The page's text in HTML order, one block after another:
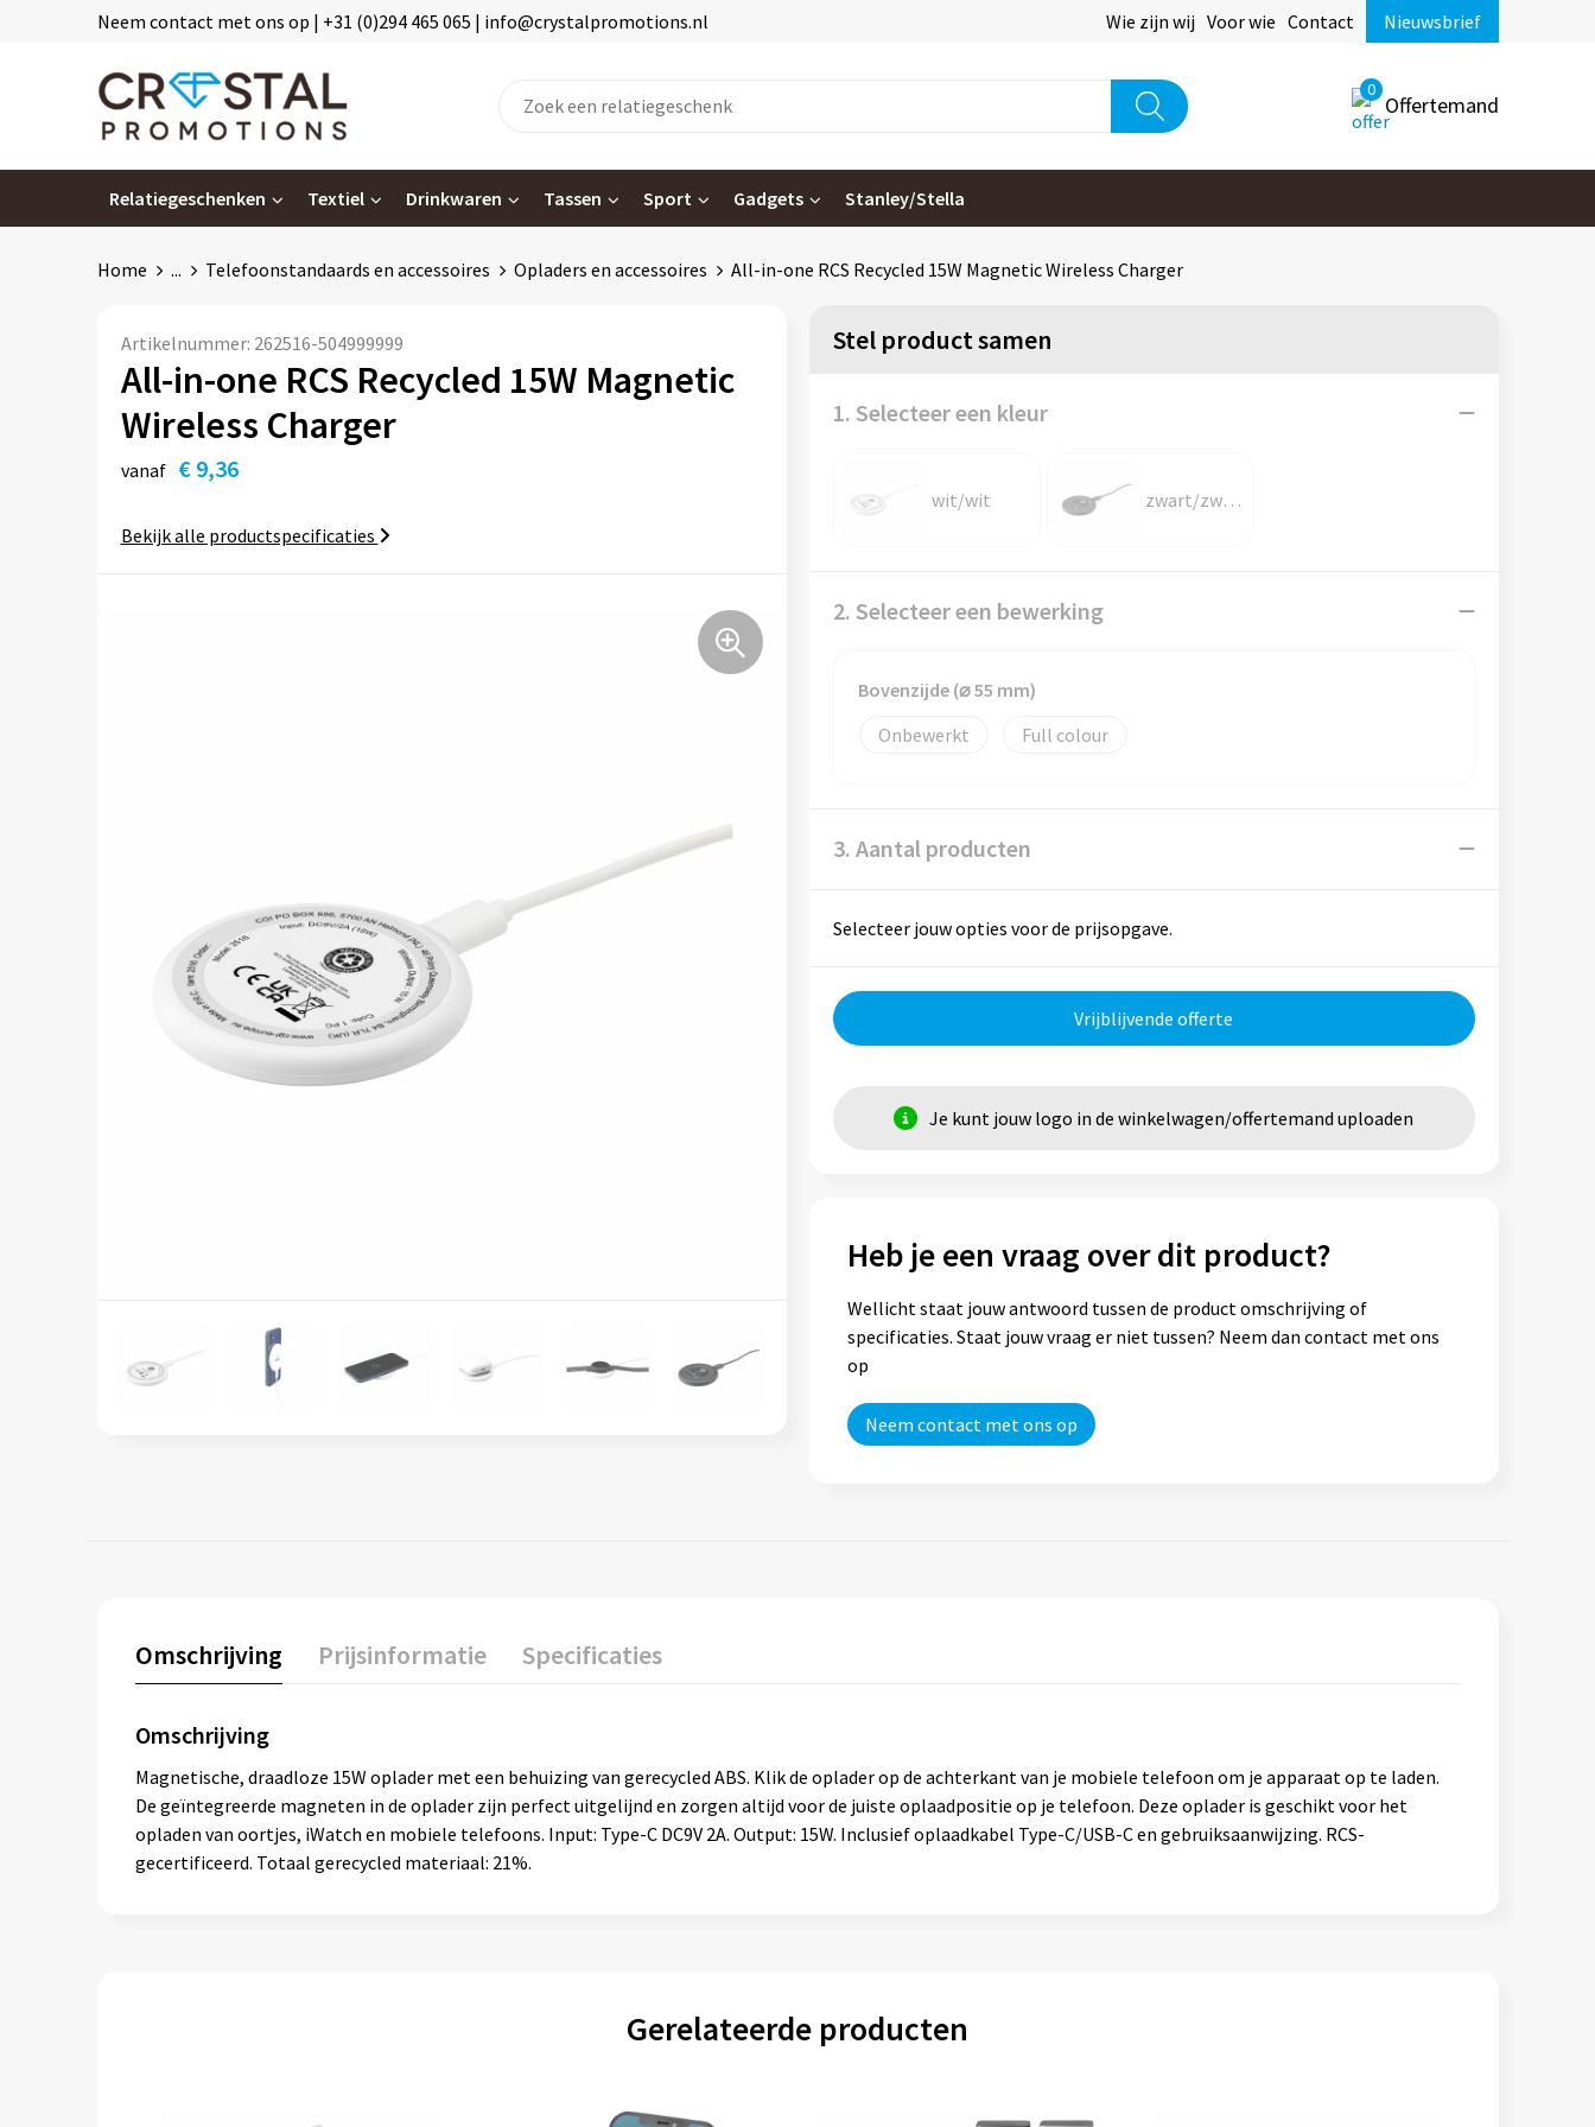
Neem contact met ons op | +31 (0)294 465 065 | info@crystalpromotions.nl Wie zijn wij Voor wie Contact Nieuwsbrief
0
Offertemand
Relatiegeschenken Textiel Drinkwaren Tassen Sport Gadgets Stanley/Stella
Home ... Telefoonstandaards en accessoires Opladers en accessoires All-in-one RCS Recycled 15W Magnetic Wireless Charger
Artikelnummer: 262516-504999999
All-in-one RCS Recycled 15W Magnetic
Wireless Charger
vanaf € 9,36
Bekijk alle productspecificaties
Stel product samen
1. Selecteer een kleur
wit/wit zwart/zwart
2. Selecteer een bewerking
Bovenzijde (⌀ 55 mm)
Onbewerkt
Full colour
3. Aantal producten
Selecteer jouw opties voor de prijsopgave.
Vrijblijvende offerte
Je kunt jouw logo in de winkelwagen/offertemand uploaden
Heb je een vraag over dit product?
Wellicht staat jouw antwoord tussen de product omschrijving of
specificaties. Staat jouw vraag er niet tussen? Neem dan contact met ons
op
Neem contact met ons op
Omschrijving Prijsinformatie Specificaties
Omschrijving
Magnetische, draadloze 15W oplader met een behuizing van gerecycled ABS. Klik de oplader op de achterkant van je mobiele telefoon om je apparaat op te laden.
De geïntegreerde magneten in de oplader zijn perfect uitgelijnd en zorgen altijd voor de juiste oplaadpositie op je telefoon. Deze oplader is geschikt voor het
opladen van oortjes, iWatch en mobiele telefoons. Input: Type-C DC9V 2A. Output: 15W. Inclusief oplaadkabel Type-C/USB-C en gebruiksaanwijzing. RCS-
gecertificeerd. Totaal gerecycled materiaal: 21%.
Gerelateerde producten